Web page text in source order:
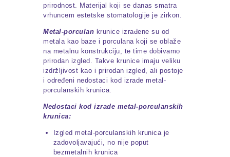
prirodnost. Materijal koji se danas smatra
vrhuncem estetske stomatologije je zirkon.
Metal-porculan krunice izrađene su od
metala kao baze i porculana koji se oblaže
na metalnu konstrukciju, te time dobivamo
prirodan izgled. Takve krunice imaju veliku
izdržljivost kao i prirodan izgled, ali postoje
i određeni nedostaci kod izrade metal-
porculanskih krunica.
Nedostaci kod izrade metal-porculanskih
krunica:
Izgled metal-porculanskih krunica je
zadovoljavajući, no nije poput
bezmetalnih krunica